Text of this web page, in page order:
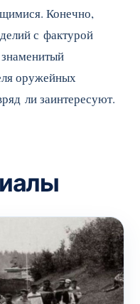
Конечно,
с фактурой
оружейных
ли заинтересуют.